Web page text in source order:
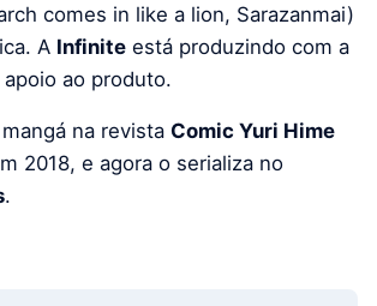
comes in like a lion, Sarazanmai)
A Infinite está produzindo com a
apoio ao produto.
na revista Comic Yuri Hime
2018, e agora o serializa no
.